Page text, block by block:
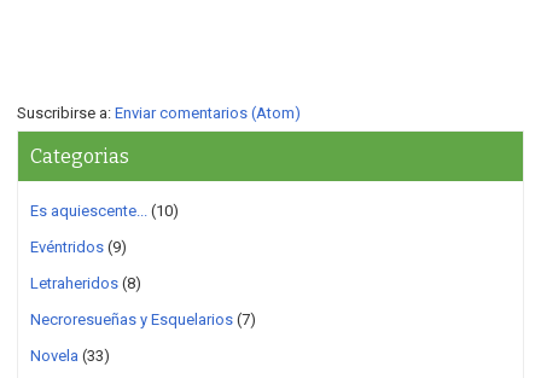
Suscribirse a: Enviar comentarios (Atom)
Categorias
Es aquiescente...
(10)
Evéntridos (9)
Letraheridos (8)
Necroresueñas y Esquelarios (7)
Novela (33)